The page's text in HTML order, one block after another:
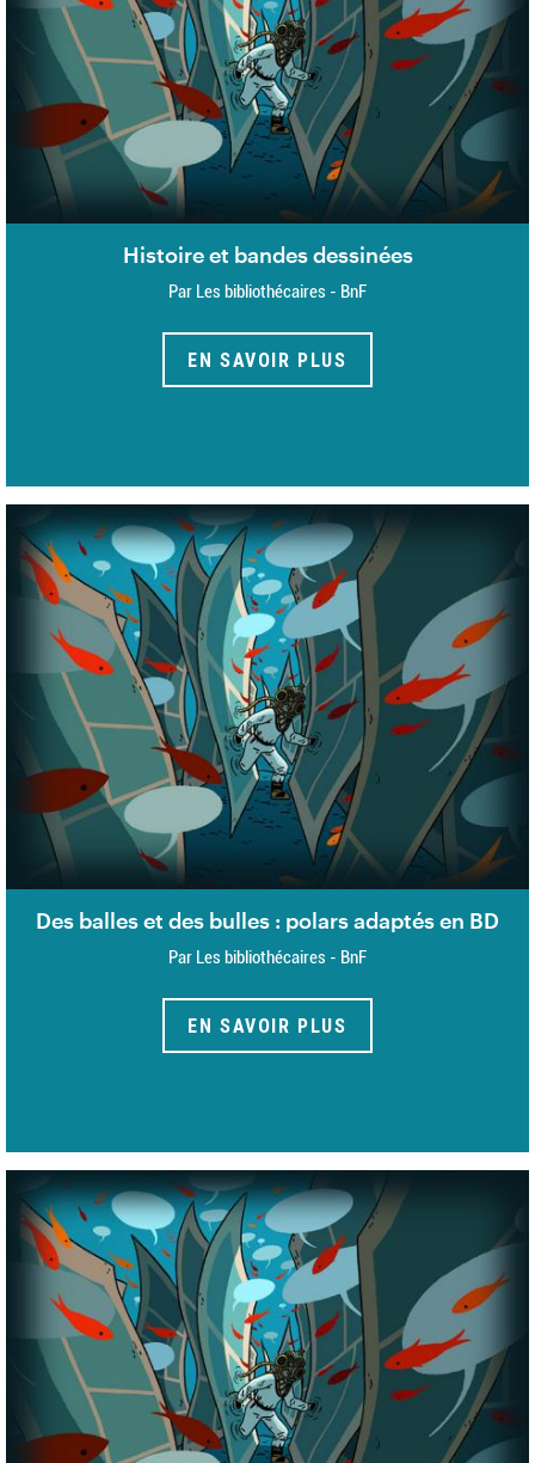
Histoire et bandes dessinées
Par Les bibliothécaires - BnF
EN SAVOIR PLUS
Des balles et des bulles : polars adaptés en BD
Par Les bibliothécaires - BnF
EN SAVOIR PLUS